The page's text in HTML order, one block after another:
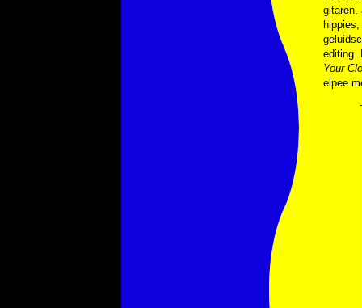
gitaren,
editing.
Your
elpee